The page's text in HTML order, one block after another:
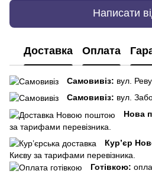
Написати
Доставка Оплата
Самовивіз: вул.
Самовивіз: вул.
Нова
за тарифами перевізника.
Кур’єр
Києву за тарифами перевізника.
Готівкою: